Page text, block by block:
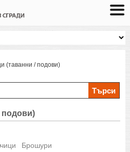
(таванни / подови)
подови)
Брошури